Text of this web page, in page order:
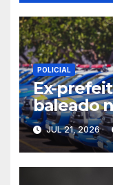
POLICIAL
Ex-
baleado
suspeito
JUL 21, 2026